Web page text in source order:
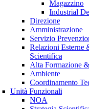
Magazzino
Industrial
Direzione
Amministrazione
Servizio
Relazioni Esterne
Scientifica
Alta Formazione
Ambiente
Coordinamento
Unità Funzionali
NOA